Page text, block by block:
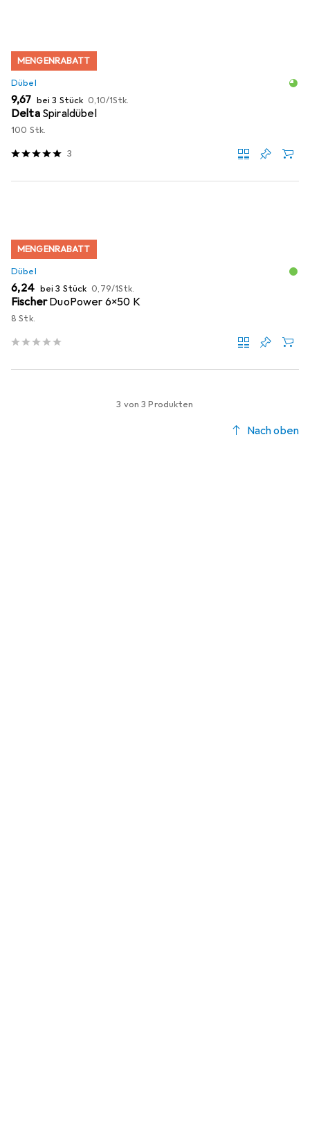
MENGENRABATT
Dübel
EUR
9,67 bei 3 Stück EUR
0,10/1Stk.
Delta Spiraldübel
100 Stk.
3
MENGENRABATT
Dübel
EUR
6,24 bei 3 Stück EUR
0,79/1Stk.
FischerDuoPower 6x50 K
8 Stk.
3 von 3 Produkten
Nach oben